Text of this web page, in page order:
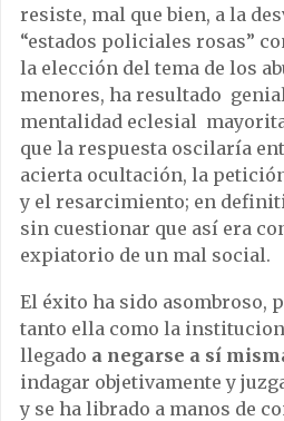
resiste, mal que bien, a la
“estados policiales rosas”
la elección del tema de los
menores, ha resultado
mentalidad eclesial
que la respuesta oscilaría
acierta ocultación, la
y el resarcimiento; en
sin cuestionar que así era
expiatorio de un mal social.
El éxito ha sido asombroso,
tanto ella como la
llegado a negarse a sí
indagar objetivamente y
y se ha librado a manos de